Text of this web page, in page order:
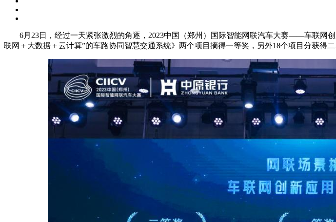
6月23日，经过一天紧张激烈的角逐，2023中国（郑州）国际智能网联汽车大赛——车联网创
联网＋大数据＋云计算”的车路协同智慧交通系统》两个项目摘得一等奖，另外18个项目分获得二